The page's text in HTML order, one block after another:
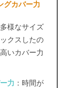
グカバー力
多様なサイズ
クスしたの
いカバー力
力 ：時間が